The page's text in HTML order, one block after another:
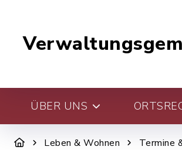
ÜBER UNS
Leben & Wohnen Termine